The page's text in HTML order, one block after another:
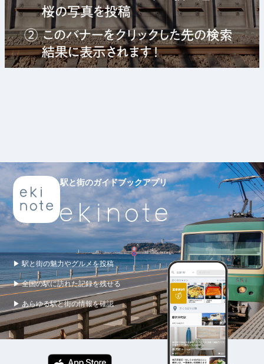
駅と街のガイドブックアプリ
▶ 駅と街の魅力やグルメを投稿
▶ 全国の駅に訪れた記録を残せる
▶ あらゆる駅と街の情報を確認